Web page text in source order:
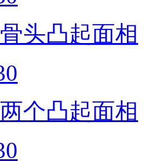
头凸起面相
个凸起面相